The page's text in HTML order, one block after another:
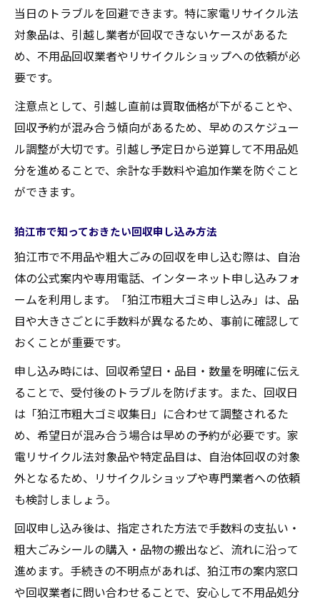
当日のトラブルを回避できます。特に家電リサイクル法
対象品は、引越し業者が回収できないケースがあるた
め、不用品回収業者やリサイクルショップへの依頼が必
要です。
注意点として、引越し直前は買取価格が下がることや、
回収予約が混み合う傾向があるため、早めのスケジュー
ル調整が大切です。引越し予定日から逆算して不用品処
分を進めることで、余計な手数料や追加作業を防ぐこと
ができます。
狛江市で知っておきたい回収申し込み方法
狛江市で不用品や粗大ごみの回収を申し込む際は、自治
体の公式案内や専用電話、インターネット申し込みフォ
ームを利用します。「狛江市粗大ゴミ申し込み」は、品
目や大きさごとに手数料が異なるため、事前に確認して
おくことが重要です。
申し込み時には、回収希望日・品目・数量を明確に伝え
ることで、受付後のトラブルを防げます。また、回収日
は「狛江市粗大ゴミ収集日」に合わせて調整されるた
め、希望日が混み合う場合は早めの予約が必要です。家
電リサイクル法対象品や特定品目は、自治体回収の対象
外となるため、リサイクルショップや専門業者への依頼
も検討しましょう。
回収申し込み後は、指定された方法で手数料の支払い・
粗大ごみシールの購入・品物の搬出など、流れに沿って
進めます。手続きの不明点があれば、狛江市の案内窓口
や回収業者に問い合わせることで、安心して不用品処分